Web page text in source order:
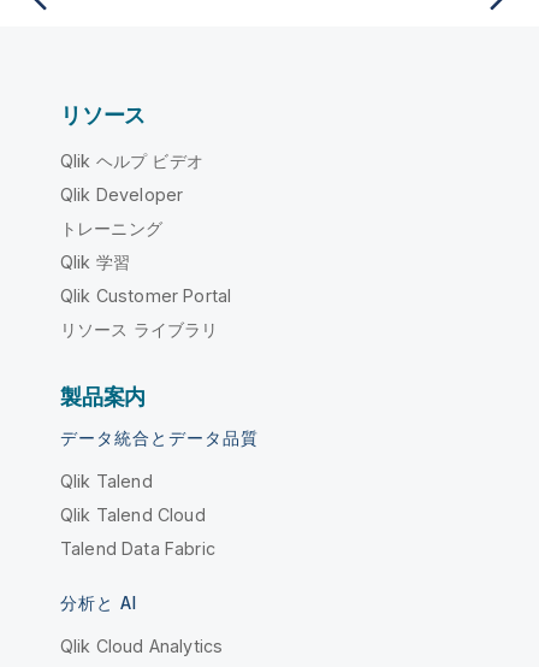
リソース
Qlik ヘルプ ビデオ
Qlik Developer
トレーニング
Qlik 学習
Qlik Customer Portal
リソース ライブラリ
製品案内
データ統合とデータ品質
Qlik Talend
Qlik Talend Cloud
Talend Data Fabric
分析と AI
Qlik Cloud Analytics